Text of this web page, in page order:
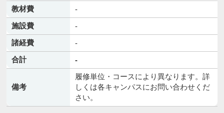
教材費
-
施設費
-
諸経費
-
合計
-
備考
履修単位・コースにより異なります。詳
しくは各キャンパスにお問い合わせくだ
さい。